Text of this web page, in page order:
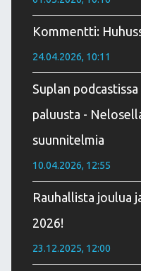
Kommentti:
24.04.2026, 10:11
Suplan
paluusta -
suunnitelmia
10.04.2026, 12:55
Rauhallista joulua
2026!
23.12.2025, 12:00